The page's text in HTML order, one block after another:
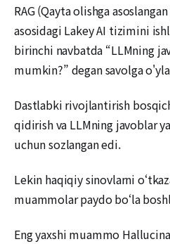
RAG (Qayta olishga
asosidagi Lakey AI tizimini
birinchi navbatda “LLMning
mumkin?” degan savolga
Dastlabki rivojlantirish
qidirish va LLMning javoblar
uchun sozlangan edi.
Lekin haqiqiy sinovlarni
muammolar paydo bo‘la
Eng yaxshi muammo